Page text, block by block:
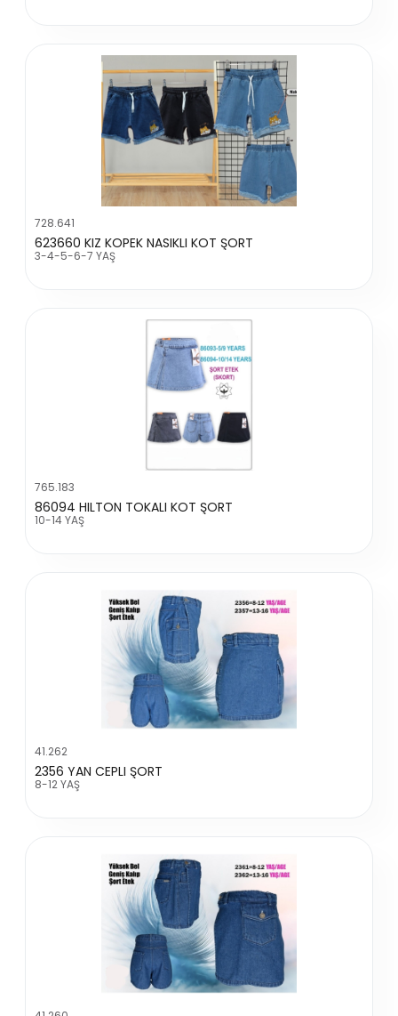
728.641
623660 KIZ KOPEK NASIKLI KOT ŞORT
3-4-5-6-7 YAŞ
765.183
86094 HILTON TOKALI KOT ŞORT
10-14 YAŞ
41.262
2356 YAN CEPLI ŞORT
8-12 YAŞ